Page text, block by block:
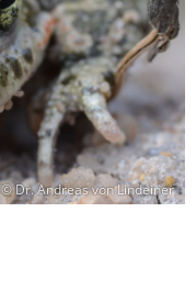
© Dr. Andreas von Lindeiner